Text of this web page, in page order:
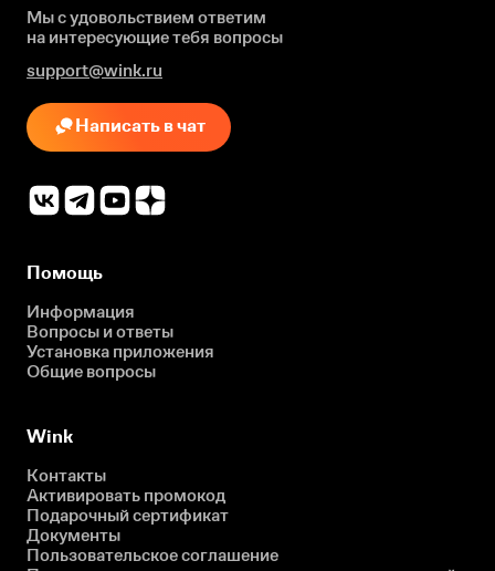
Мы с удовольствием ответим
на интересующиетебя вопросы
support@wink.ru
Написать в чат
Помощь
Информация
Вопросы и ответы
Установка приложения
Общие вопросы
Wink
Контакты
Активировать промокод
Подарочный сертификат
Документы
Пользовательское соглашение